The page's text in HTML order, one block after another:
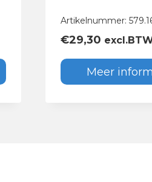
Artikelnummer:
€29,30
Meer